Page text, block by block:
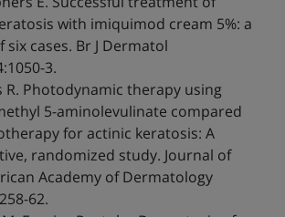
with imiquimod cream 5%: a
cases. Br J Dermatol
3.
R. Photodynamic therapy using
5-aminolevulinate compared
for actinic keratosis: A
randomized study. Journal of
Academy of Dermatology
62.